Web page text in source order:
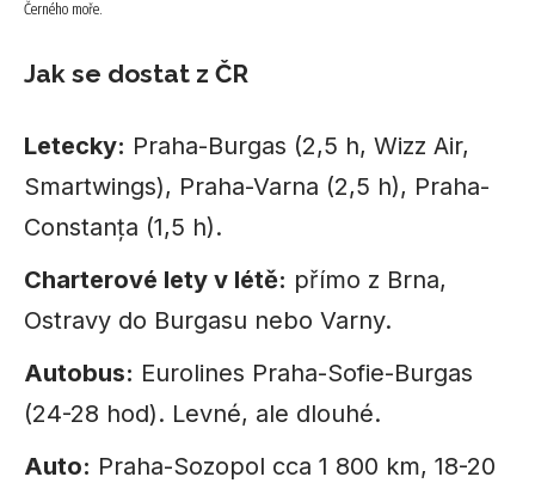
Černého moře.
Jak se dostat z ČR
Letecky: Praha-Burgas (2,5 h, Wizz Air,
Smartwings), Praha-Varna (2,5 h), Praha-
Constanța (1,5 h).
Charterové lety v létě: přímo z Brna,
Ostravy do Burgasu nebo Varny.
Autobus: Eurolines Praha-Sofie-Burgas
(24-28 hod). Levné, ale dlouhé.
Auto: Praha-Sozopol cca 1 800 km, 18-20